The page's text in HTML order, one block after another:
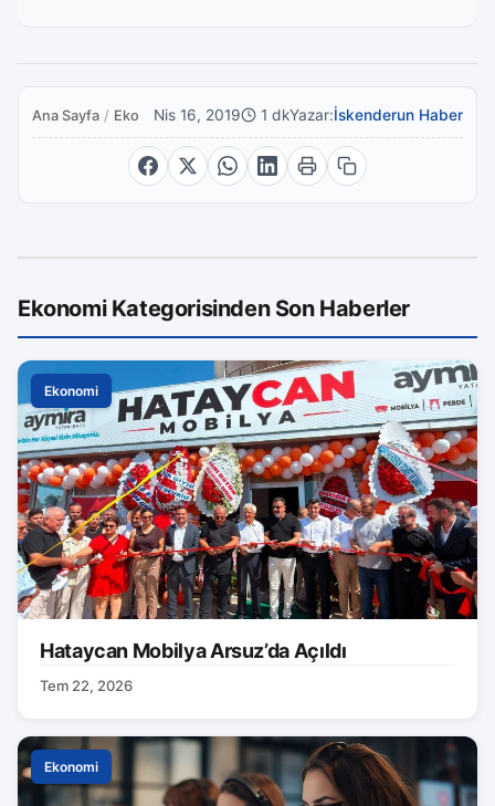
Ana Sayfa / EkonomiNis 16, 2019 1 dkYazar:İskenderun Haber
Ekonomi Kategorisinden Son Haberler
Ekonomi
Hataycan Mobilya Arsuz’da Açıldı
Tem 22, 2026
Ekonomi